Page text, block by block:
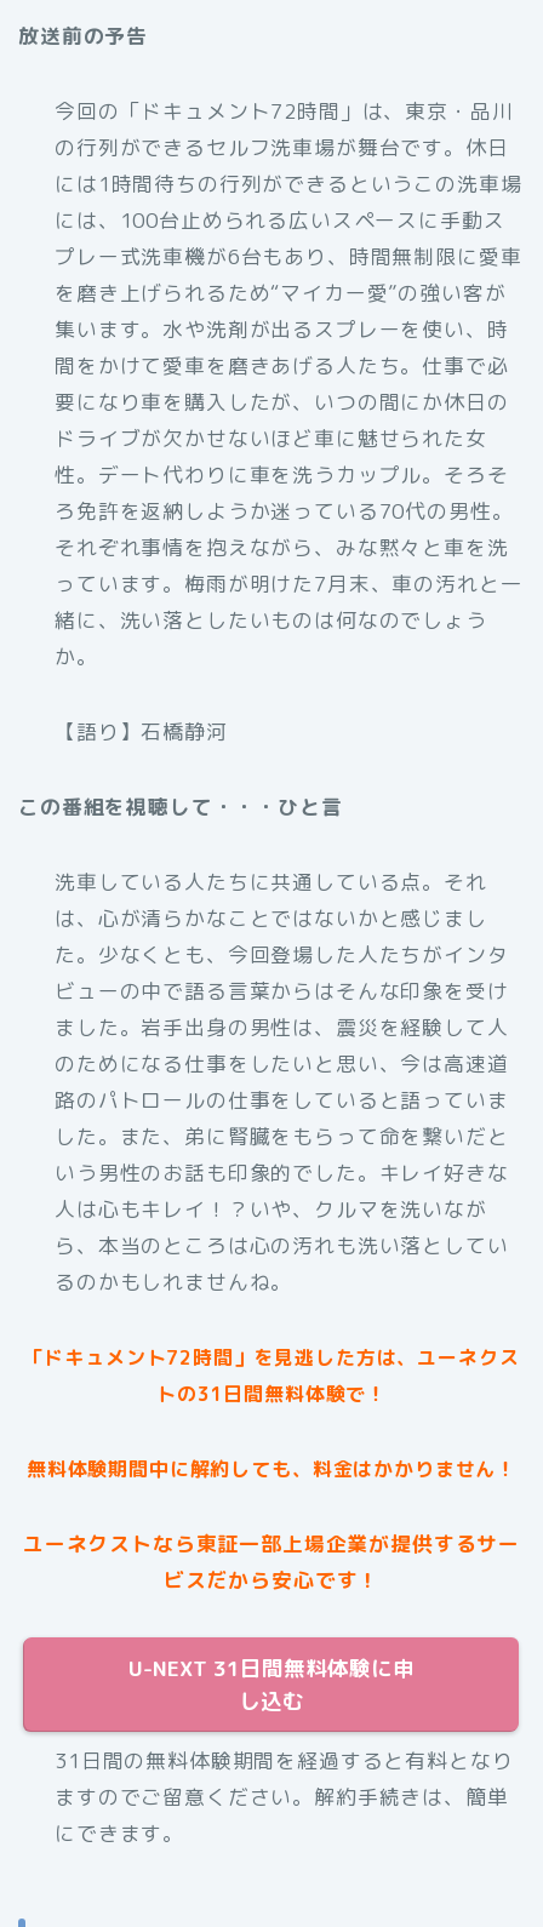
放送前の予告
今回の「ドキュメント72時間」は、東京・品川
の行列ができるセルフ洗車場が舞台です。休日
には1時間待ちの行列ができるというこの洗車場
には、100台止められる広いスペースに手動ス
プレー式洗車機が6台もあり、時間無制限に愛車
を磨き上げられるため“マイカー愛”の強い客が
集います。水や洗剤が出るスプレーを使い、時
間をかけて愛車を磨きあげる人たち。仕事で必
要になり車を購入したが、いつの間にか休日の
ドライブが欠かせないほど車に魅せられた女
性。デート代わりに車を洗うカップル。そろそ
ろ免許を返納しようか迷っている70代の男性。
それぞれ事情を抱えながら、みな黙々と車を洗
っています。梅雨が明けた7月末、車の汚れと一
緒に、洗い落としたいものは何なのでしょう
か。
【語り】石橋静河
この番組を視聴して・・・ひと言
洗車している人たちに共通している点。それ
は、心が清らかなことではないかと感じまし
た。少なくとも、今回登場した人たちがインタ
ビューの中で語る言葉からはそんな印象を受け
ました。岩手出身の男性は、震災を経験して人
のためになる仕事をしたいと思い、今は高速道
路のパトロールの仕事をしていると語っていま
した。また、弟に腎臓をもらって命を繋いだと
いう男性のお話も印象的でした。キレイ好きな
人は心もキレイ！？いや、クルマを洗いなが
ら、本当のところは心の汚れも洗い落としてい
るのかもしれませんね。
「ドキュメント72時間」を見逃した方は、ユーネクス
トの31日間無料体験で！
無料体験期間中に解約しても、料金はかかりません！
ユーネクストなら東証一部上場企業が提供するサー
ビスだから安心です！
U-NEXT 31日間無料体験に申
し込む
31日間の無料体験期間を経過すると有料となり
ますのでご留意ください。解約手続きは、簡単
にできます。